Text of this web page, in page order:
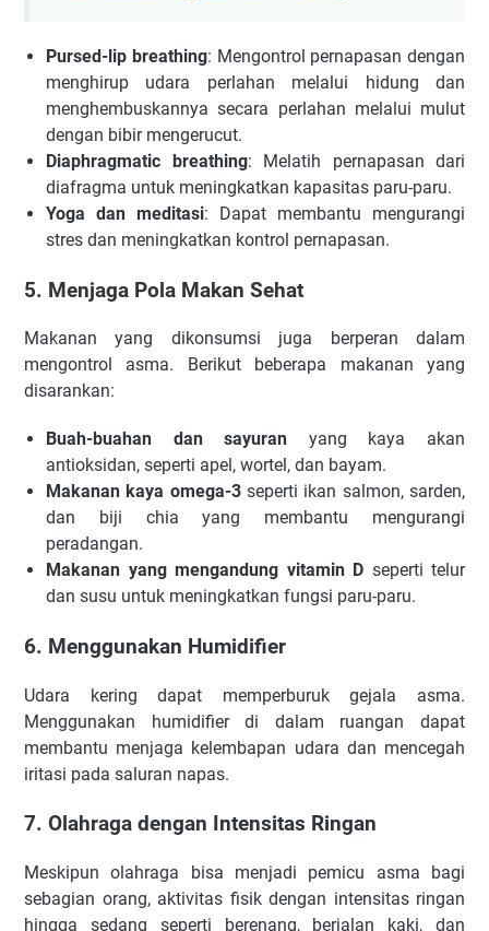
Pursed-lip breathing: Mengontrol pernapasan dengan
menghirup udara perlahan melalui hidung dan
menghembuskannya secara perlahan melalui mulut
dengan bibir mengerucut.
Diaphragmatic breathing: Melatih pernapasan dari
diafragma untuk meningkatkan kapasitas paru-paru.
Yoga dan meditasi: Dapat membantu mengurangi
stres dan meningkatkan kontrol pernapasan.
5. Menjaga Pola Makan Sehat
Makanan yang dikonsumsi juga berperan dalam
mengontrol asma. Berikut beberapa makanan yang
disarankan:
Buah-buahan dan sayuran yang kaya akan
antioksidan, seperti apel, wortel, dan bayam.
Makanan kaya omega-3seperti ikan salmon, sarden,
dan biji chia yang membantu mengurangi
peradangan.
Makanan yang mengandung vitamin D seperti telur
dan susu untuk meningkatkan fungsi paru-paru.
6. Menggunakan Humidifier
Udara kering dapat memperburuk gejala asma.
Menggunakan humidifier di dalam ruangan dapat
membantu menjaga kelembapan udara dan mencegah
iritasi pada saluran napas.
7. Olahraga dengan Intensitas Ringan
Meskipun olahraga bisa menjadi pemicu asma bagi
sebagian orang, aktivitas fisik dengan intensitas ringan
hingga sedang seperti berenang, berjalan kaki, dan